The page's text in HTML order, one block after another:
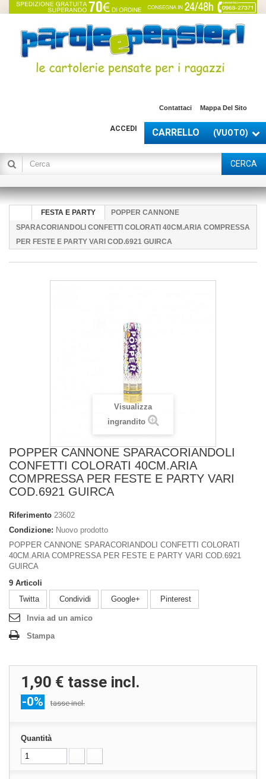
Contattaci Mappa Del Sito
CARRELLO (VUOTO)
ACCEDI
CERCA
FESTA E PARTY
POPPER CANNONE
SPARACORIANDOLI CONFETTI COLORATI 40CM.ARIA COMPRESSA
PER FESTE E PARTY VARI COD.6921 GUIRCA
Visualizza
ingrandito
POPPER CANNONE SPARACORIANDOLI
CONFETTI COLORATI 40CM.ARIA
COMPRESSA PER FESTE E PARTY VARI
COD.6921 GUIRCA
Riferimento 23602
Condizione: Nuovo prodotto
POPPER CANNONE SPARACORIANDOLI CONFETTI COLORATI
40CM.ARIA COMPRESSA PER FESTE E PARTY VARI COD.6921
GUIRCA
9 Articoli
Twitta
Condividi Google+ Pinterest
Invia ad un amico
Stampa
1,90 € tasse incl.
-0% tasse incl.
Quantità